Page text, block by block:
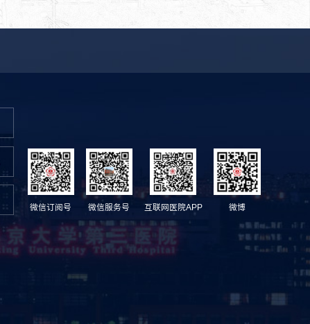
微信订阅号 微信服务号 互联网医院APP 微博